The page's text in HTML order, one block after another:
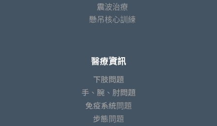
震波治療
懸吊核心訓練
醫療資訊
下肢問題
手、腕、肘問題
免疫系統問題
步態問題